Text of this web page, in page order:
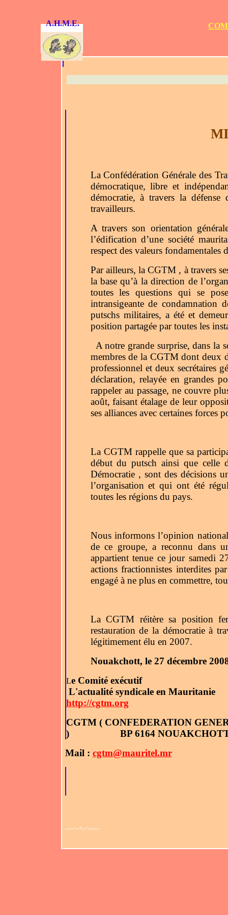
A.H.M.E.
La Confédération Générale des
démocratique, libre et
démocratie, à travers la défense
travailleurs.
A travers son orientation
l’édification d’une société
respect des valeurs fondamentales
Par ailleurs, la CGTM , à travers
la base qu’à la direction de
toutes les questions qui se
intransigeante de
putschs militaires, a été et
position partagée par toutes les
A notre grande surprise, dans la
membres de la CGTM dont deux
professionnel et deux secrétaires
déclaration, relayée en grandes
rappeler au passage, ne couvre
août, faisant étalage de leur
ses alliances avec certaines forces
La CGTM rappelle que sa
début du putsch ainsi que celle
Démocratie , sont des décisions
l’organisation et qui ont été
toutes les régions du pays.
Nous informons l’opinion
de ce groupe, a reconnu dans
appartient tenue ce jour samedi
actions fractionnistes interdites
engagé à ne plus en commettre,
La CGTM réitère sa position
restauration de la démocratie à
légitimement élu en 2007.
Nouakchott, le 27 décembre
Le Comité exécutif
L'actualité syndicale en Mauritanie
http://cgtm.org
CGTM ( CONFEDERATION
)
BP 6164
Mail : cgtm@mauritel.mr
__._,_.___